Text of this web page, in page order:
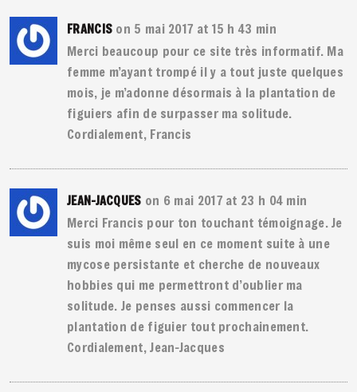
FRANCIS on 5 mai 2017 at 15 h 43 min
Merci beaucoup pour ce site très informatif. Ma
femme m’ayant trompé il y a tout juste quelques
mois, je m’adonne désormais à la plantation de
figuiers afin de surpasser ma solitude.
Cordialement, Francis
JEAN-JACQUES on 6 mai 2017 at 23 h 04 min
Merci Francis pour ton touchant témoignage. Je
suis moi même seul en ce moment suite à une
mycose persistante et cherche de nouveaux
hobbies qui me permettront d’oublier ma
solitude. Je penses aussi commencer la
plantation de figuier tout prochainement.
Cordialement, Jean-Jacques